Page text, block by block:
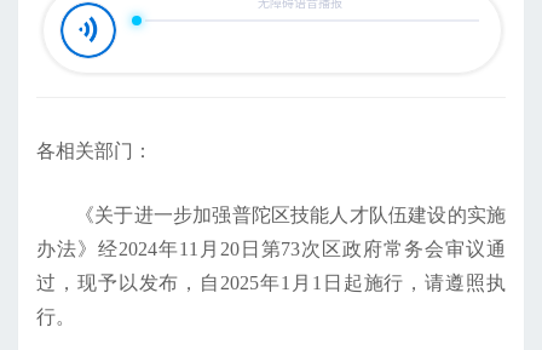
各相关部门：
《关于进一步加强普陀区技能人才队伍建设的实施
办法》经2024年11月20日第73次区政府常务会审议通
过，现予以发布，自2025年1月1日起施行，请遵照执
行。